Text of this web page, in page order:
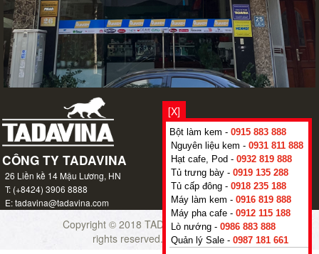
Copyright © 2018 TADAVINA CO., LTD- All
rights reserved. tadavina.com
[X]
Bột làm kem - 0915 883 888
Nguyên liệu kem - 0931 811 888
Hạt cafe, Pod - 0932 819 888
Tủ trưng bày - 0919 135 288
Tủ cấp đông - 0918 235 188
Máy làm kem - 0916 819 888
Máy pha cafe - 0912 115 188
Lò nướng - 0986 883 888
Quản lý Sale - 0987 181 661